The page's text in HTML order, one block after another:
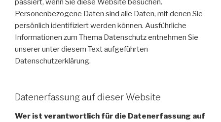
Personenbezogene Daten sind alle Daten, mit denen Sie
persönlich identifiziert werden können. Ausführliche
Informationen zum Thema Datenschutz entnehmen Sie
unserer unter diesem Text aufgeführten
Datenschutzerklärung.
Datenerfassung auf dieser Website
Wer ist verantwortlich für die Datenerfassung auf